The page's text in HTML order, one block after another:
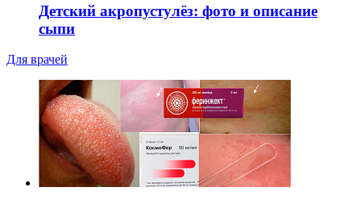
Детский акропустулёз: фото и описание
сыпи
Для врачей